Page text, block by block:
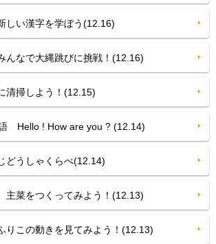
い漢字を学ぼう(12.16)
なで大縄跳びに挑戦！(12.16)
清掃しよう！(12.15)
Hello ! How are you ? (12.14)
うしゃくらべ(12.14)
菜をつくってみよう！(12.13)
この動きを見てみよう！(12.13)